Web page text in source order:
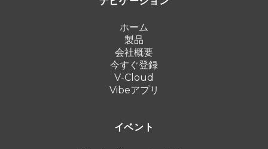
ホーム
製品
会社概要
今すぐ登録
V-Cloud
Vibeアプリ
イベント